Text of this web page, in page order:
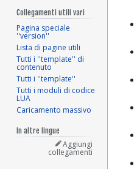
Collegamenti utili vari
Pagina speciale
''version''
Lista di pagine utili
Tutti i ''template'' di
contenuto
Tutti i ''template''
Tutti i moduli di codice
LUA
Caricamento massivo
In altre lingue
Aggiungi
collegamenti